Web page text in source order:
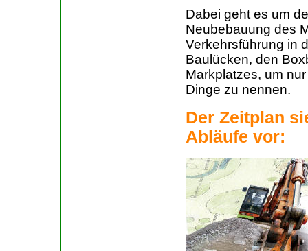
Dabei geht es um
Neubebauung des
Verkehrsführung in
Baulücken, den
Markplatzes, um
Dinge zu nennen.
Der Zeitplan
Abläufe vor: